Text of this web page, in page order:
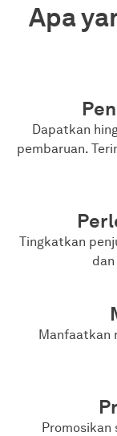
Apa
Dapatkan
pembaruan.
Tingkatkan
Manfaatkan
Promosikan